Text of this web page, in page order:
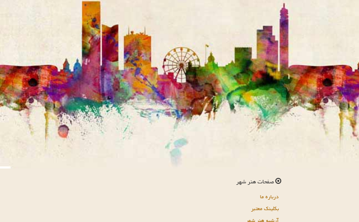
صفحات هنر شهر
درباره ما
بکلینک معتبر